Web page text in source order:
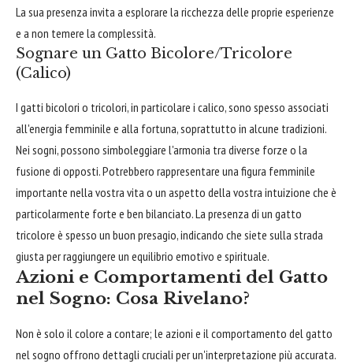
La sua presenza invita a esplorare la ricchezza delle proprie esperienze
e a non temere la complessità.
Sognare un Gatto Bicolore/Tricolore
(Calico)
I gatti bicolori o tricolori, in particolare i calico, sono spesso associati
all'energia femminile e alla fortuna, soprattutto in alcune tradizioni.
Nei sogni, possono simboleggiare l'armonia tra diverse forze o la
fusione di opposti. Potrebbero rappresentare una figura femminile
importante nella vostra vita o un aspetto della vostra intuizione che è
particolarmente forte e ben bilanciato. La presenza di un gatto
tricolore è spesso un buon presagio, indicando che siete sulla strada
giusta per raggiungere un equilibrio emotivo e spirituale.
Azioni e Comportamenti del Gatto
nel Sogno: Cosa Rivelano?
Non è solo il colore a contare; le azioni e il comportamento del gatto
nel sogno offrono dettagli cruciali per un'interpretazione più accurata.